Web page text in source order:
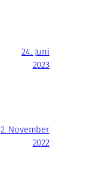
24. Juni
2023
2. November
2022